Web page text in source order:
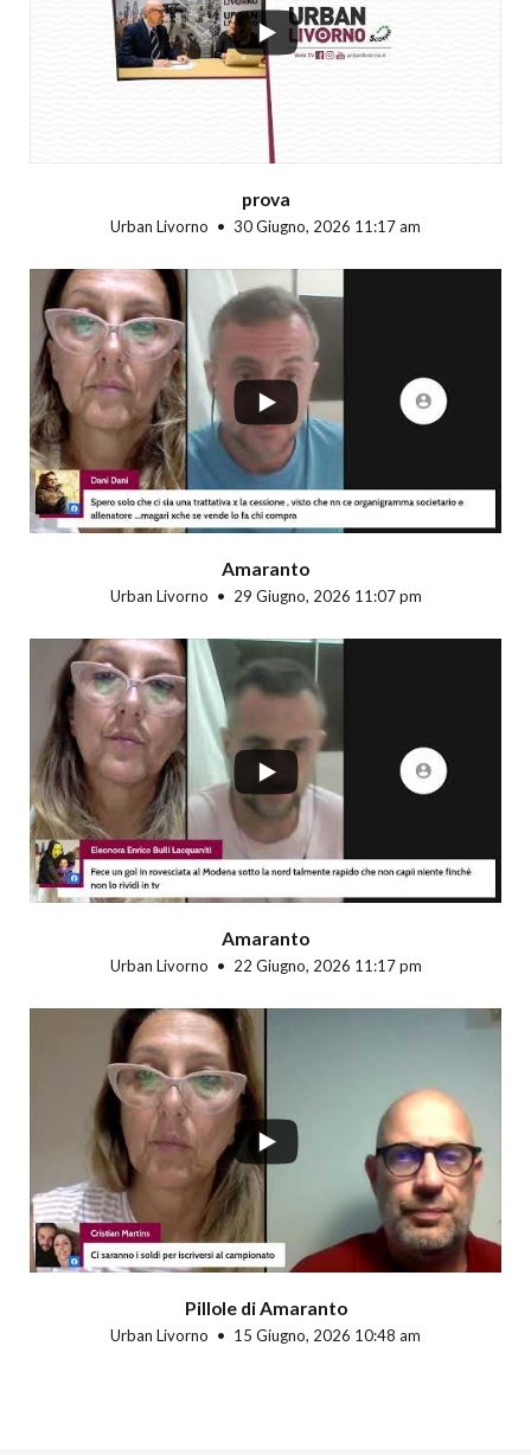
prova
Urban Livorno 30 Giugno, 2026 11:17 am
Amaranto
Urban Livorno 29 Giugno, 2026 11:07 pm
Amaranto
Urban Livorno 22 Giugno, 2026 11:17 pm
Pillole di Amaranto
Urban Livorno 15 Giugno, 2026 10:48 am